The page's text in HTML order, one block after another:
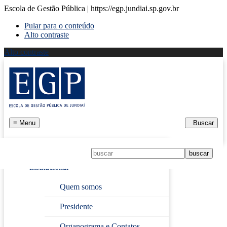
Escola de Gestão Pública | https://egp.jundiai.sp.gov.br
Pular para o conteúdo
Alto contraste
Alto contraste
≡ Menu
Institucional
Quem somos
Presidente
Buscar
› Licitações
Licitações